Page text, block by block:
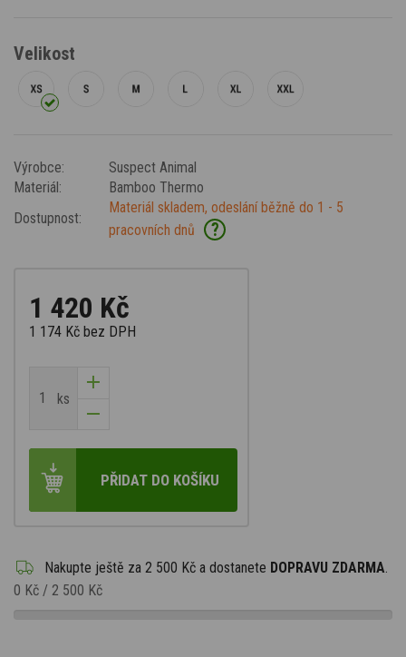
Velikost
Výrobce:
Suspect Animal
Materiál:
Bamboo Thermo
Dostupnost:
Materiál skladem, odeslání běžně do 1 - 5
pracovních dnů
?
1 420 Kč
1 174 Kč bez DPH
ks
PŘIDAT DO KOŠÍKU
Nakupte ještě za 2 500 Kč a dostanete DOPRAVU ZDARMA
0 Kč / 2 500 Kč